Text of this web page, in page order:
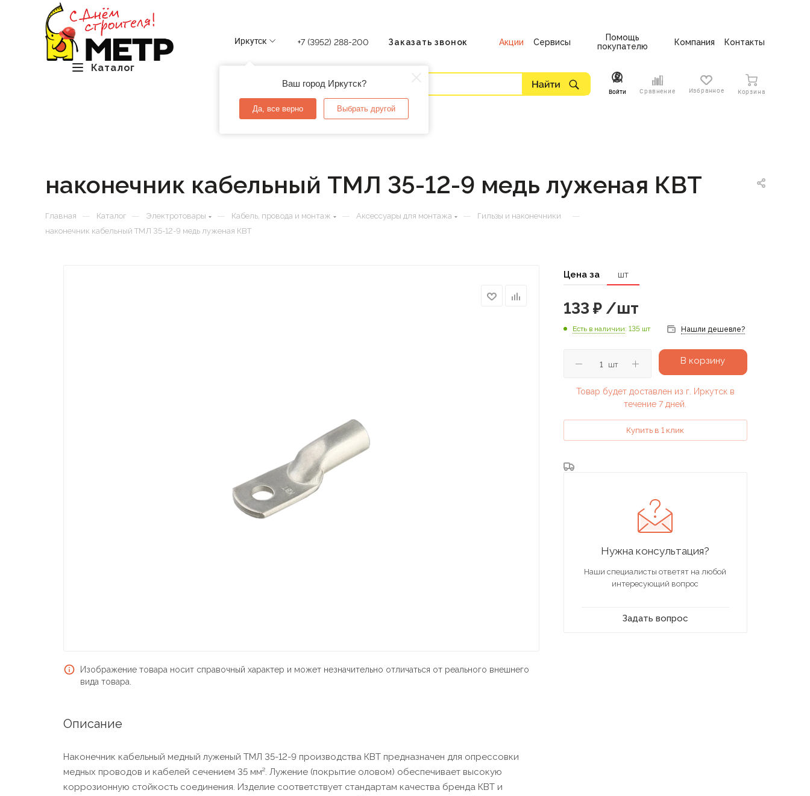
Каталог
Иркутск
Ваш город Иркутск?
Да, все верно Выбрать другой
+7 (3952) 288-200 Заказать звонок Акции Сервисы
Помощь
покупателю
Компания Контакты
Войти Сравнение Избранное Корзина
наконечник кабельный ТМЛ 35-12-9 медь луженая КВТ
Главная — Каталог — Электротовары — Кабель, провода и монтаж — Аксессуары для монтажа — Гильзы и наконечники —
наконечник кабельный ТМЛ 35-12-9 медь луженая КВТ
Изображение товара носит справочный характер и может незначительно отличаться от реального внешнего
вида товара.
Описание
Наконечник кабельный медный луженый ТМЛ 35-12-9 производства КВТ предназначен для опрессовки
медных проводов и кабелей сечением 35 мм². Лужение (покрытие оловом) обеспечивает высокую
коррозионную стойкость соединения. Изделие соответствует стандартам качества бренда КВТ и
Цена за шт
133 ₽/шт
Есть в наличии: 135 шт Нашли дешевле?
шт В корзину
Товар будет доставлен из г. Иркутск в
течение 7 дней.
Купить в 1 клик
Нужна консультация?
Наши специалисты ответят на любой
интересующий вопрос
Задать вопрос